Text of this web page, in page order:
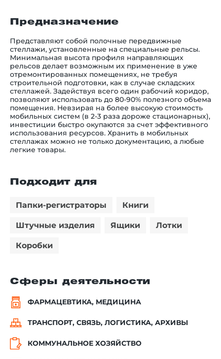
Предназначение
Представляют собой полочные передвижные
стеллажи, установленные на специальные рельсы.
Минимальная высота профиля направляющих
рельсов делает возможным их применение в уже
отремонтированных помещениях, не требуя
строительной подготовки, как в случае складских
стеллажей. Задействуя всего один рабочий коридор,
позволяют использовать до 80-90% полезного объема
помещения. Невзирая на более высокую стоимость
мобильных систем (в 2-3 раза дороже стационарных),
инвестиции быстро окупаются за счет эффективного
использования ресурсов. Хранить в мобильных
стеллажах можно не только документацию, а любые
легкие товары.
Подходит для
Папки-регистраторы Книги
Штучные изделия Ящики Лотки
Коробки
Сферы деятельности
ФАРМАЦЕВТИКА, МЕДИЦИНА
ТРАНСПОРТ, СВЯЗЬ, ЛОГИСТИКА, АРХИВЫ
КОММУНАЛЬНОЕ ХОЗЯЙСТВО